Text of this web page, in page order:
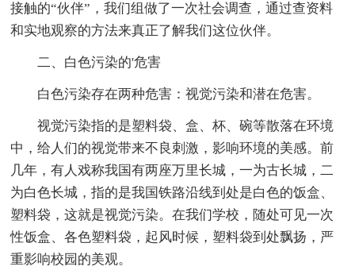
接触的“伙伴”，我们组做了一次社会调查，通过查资料
和实地观察的方法来真正了解我们这位伙伴。
二、白色污染的'危害
白色污染存在两种危害：视觉污染和潜在危害。
视觉污染指的是塑料袋、盒、杯、碗等散落在环境
中，给人们的视觉带来不良刺激，影响环境的美感。前
几年，有人戏称我国有两座万里长城，一为古长城，二
为白色长城，指的是我国铁路沿线到处是白色的饭盒、
塑料袋，这就是视觉污染。在我们学校，随处可见一次
性饭盒、各色塑料袋，起风时候，塑料袋到处飘扬，严
重影响校园的美观。